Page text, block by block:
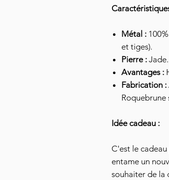
Métal :
et tiges).
Pierre : Jade.
Avantages :
Fabrication :
Roquebrune
Idée cadeau :
C'est le
entame un
souhaiter de la